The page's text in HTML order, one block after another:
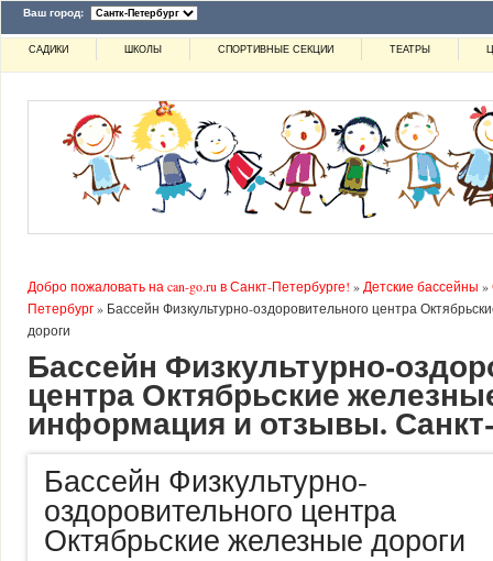
Ваш город:
САДИКИ ШКОЛЫ СПОРТИВНЫЕ СЕКЦИИ ТЕАТРЫ
Добро пожаловать на can-go.ru в Санкт-Петербурге! » Детские бассейны »
Петербург» Бассейн Физкультурно-оздоровительного центра
дороги
Бассейн Физкультурно-
центра Октябрьские
информация и отзывы.
Бассейн Физкультурно-
оздоровительного центра
Октябрьские железные дороги